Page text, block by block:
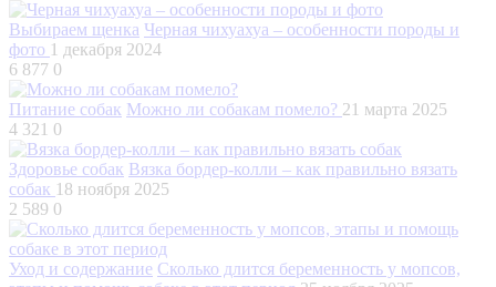
Выбираем щенка Черная чихуахуа – особенности породы и
фото 1 декабря 2024
6 877 0
Питание собак Можно ли собакам помело? 21 марта 2025
4 321 0
Здоровье собак Вязка бордер-колли – как правильно вязать
собак 18 ноября 2025
2 589 0
Уход и содержание Сколько длится беременность у мопсов,